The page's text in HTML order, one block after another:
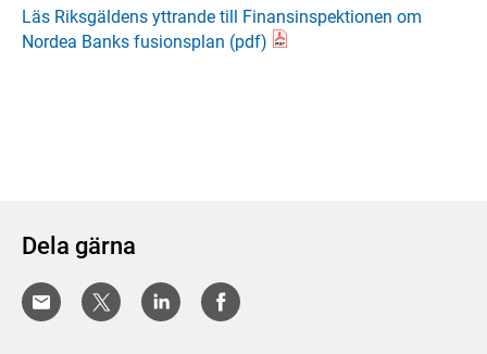
Läs Riksgäldens yttrande till Finansinspektionen om
Nordea Banks fusionsplan (pdf)
Dela gärna